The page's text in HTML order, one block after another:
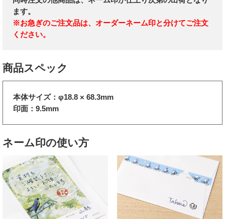
ます。
※お急ぎのご注文品は、オーダーネーム印と分けてご注文
ください。
商品スペック
本体サイズ：φ18.8 × 68.3mm
印面：9.5mm
ネーム印の使い方